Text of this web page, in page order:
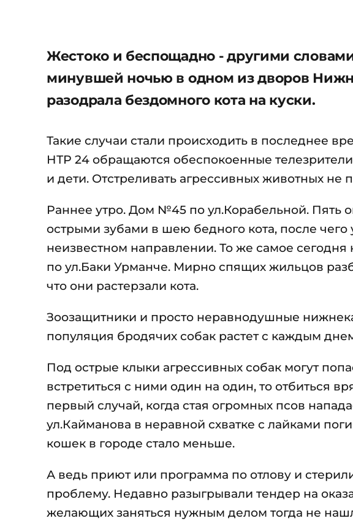
Жестоко и беспощадно - другими
минувшей ночью в одном из дворов
разодрала бездомного кота на куски.
Такие случаи стали происходить в последнее
НТР 24 обращаются обеспокоенные
и дети. Отстреливать агрессивных животных не
Раннее утро. Дом №45 по ул.Корабельной. Пять
острыми зубами в шею бедного кота, после чего
неизвестном направлении. То же самое
по ул.Баки Урманче. Мирно спящих жильцов
что они растерзали кота.
Зоозащитники и просто неравнодушные
популяция бродячих собак растет с каждым
Под острые клыки агрессивных собак могут
встретиться с ними один на один, то отбиться
первый случай, когда стая огромных псов
ул.Кайманова в неравной схватке с лайками
кошек в городе стало меньше.
А ведь приют или программа по отлову и
проблему. Недавно разыгрывали тендер на
желающих заняться нужным делом тогда не